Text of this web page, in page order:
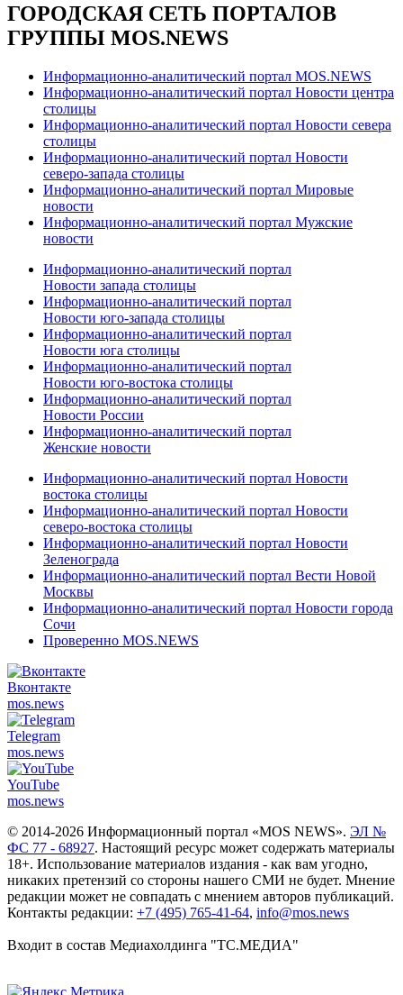
ГОРОДСКАЯ СЕТЬ ПОРТАЛОВ
ГРУППЫ MOS.NEWS
Информационно-аналитический портал MOS.NEWS
Информационно-аналитический портал Новости центра
столицы
Информационно-аналитический портал Новости севера
столицы
Информационно-аналитический портал Новости
северо-запада столицы
Информационно-аналитический портал Мировые
новости
Информационно-аналитический портал Мужские
новости
Информационно-аналитический портал
Новости запада столицы
Информационно-аналитический портал
Новости юго-запада столицы
Информационно-аналитический портал
Новости юга столицы
Информационно-аналитический портал
Новости юго-востока столицы
Информационно-аналитический портал
Новости России
Информационно-аналитический портал
Женские новости
Информационно-аналитический портал Новости
востока столицы
Информационно-аналитический портал Новости
северо-востока столицы
Информационно-аналитический портал Новости
Зеленограда
Информационно-аналитический портал Вести Новой
Москвы
Информационно-аналитический портал Новости города
Сочи
Проверенно MOS.NEWS
Вконтакте
mos.news
Telegram
mos.news
YouTube
mos.news
© 2014-2026 Информационный портал «MOS NEWS». ЭЛ №
ФС 77 - 68927. Настоящий ресурс может содержать материалы
18+. Использование материалов издания - как вам угодно,
никаких претензий со стороны нашего СМИ не будет. Мнение
редакции может не совпадать с мнением авторов публикаций.
Контакты редакции: +7 (495) 765-41-64, info@mos.news
Входит в состав Медиахолдинга "ТС.МЕДИА"